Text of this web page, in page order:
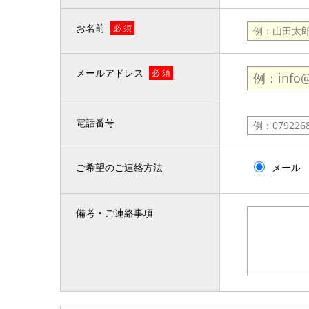
お名前 必 須
メールアドレス 必 須
電話番号
ご希望のご連絡方法 メール
備考・ご連絡事項